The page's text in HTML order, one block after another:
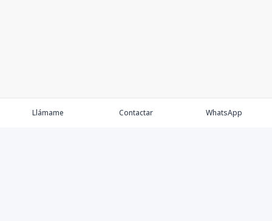
Llámame Contactar WhatsApp